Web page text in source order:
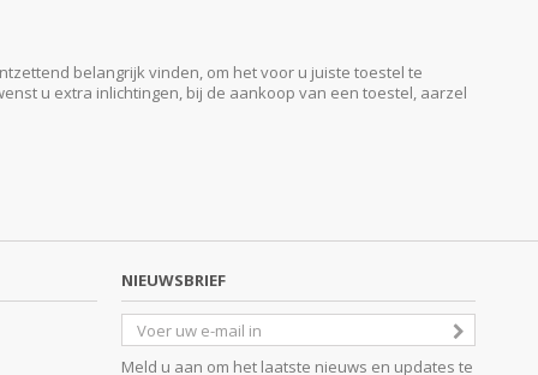
belangrijk vinden, om het voor u juiste toestel te
u extra inlichtingen, bij de aankoop van een toestel, aarzel
NIEUWSBRIEF
Meld u aan om het laatste nieuws en updates te